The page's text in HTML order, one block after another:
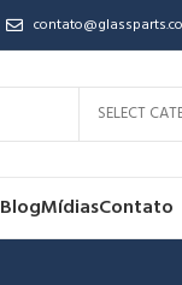
SELECT
BlogMídiasContato